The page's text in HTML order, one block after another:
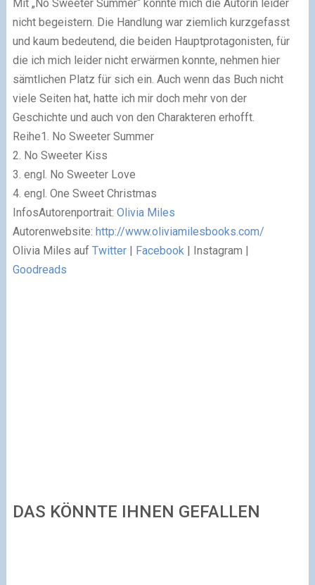
Mit „No Sweeter Summer“ konnte mich die Autorin leider
nicht begeistern. Die Handlung war ziemlich kurzgefasst
und kaum bedeutend, die beiden Hauptprotagonisten, für
die ich mich leider nicht erwärmen konnte, nehmen hier
sämtlichen Platz für sich ein. Auch wenn das Buch nicht
viele Seiten hat, hatte ich mir doch mehr von der
Geschichte und auch von den Charakteren erhofft.
Reihe1. No Sweeter Summer
2. No Sweeter Kiss
3. engl. No Sweeter Love
4. engl. One Sweet Christmas
InfosAutorenportrait: Olivia Miles
Autorenwebsite: http://www.oliviamilesbooks.com/
Olivia Miles auf Twitter| Facebook | Instagram |
Goodreads
DAS KÖNNTE IHNEN GEFALLEN